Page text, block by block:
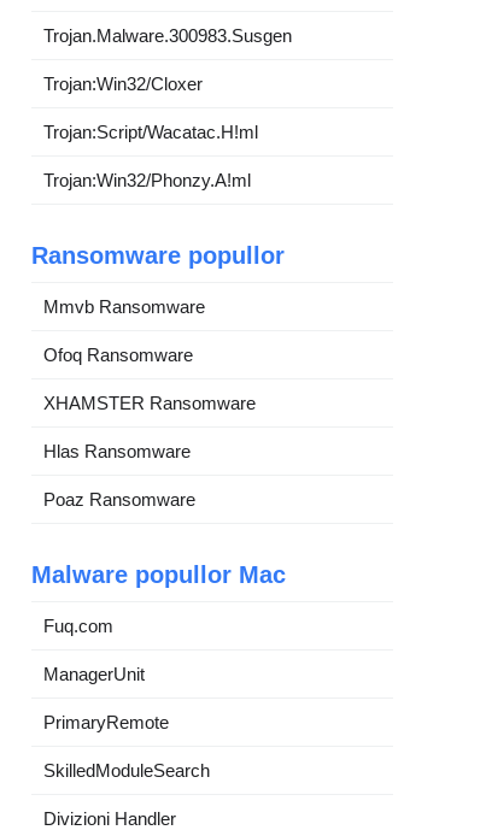
Trojan.Malware.300983.Susgen
Trojan:Win32/Cloxer
Trojan:Script/Wacatac.H!ml
Trojan:Win32/Phonzy.A!ml
Ransomware popullor
Mmvb Ransomware
Ofoq Ransomware
XHAMSTER Ransomware
Hlas Ransomware
Poaz Ransomware
Malware popullor Mac
Fuq.com
ManagerUnit
PrimaryRemote
SkilledModuleSearch
Divizioni Handler